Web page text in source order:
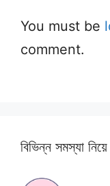
You must be
comment.
বিভিন্ন সমস্যা